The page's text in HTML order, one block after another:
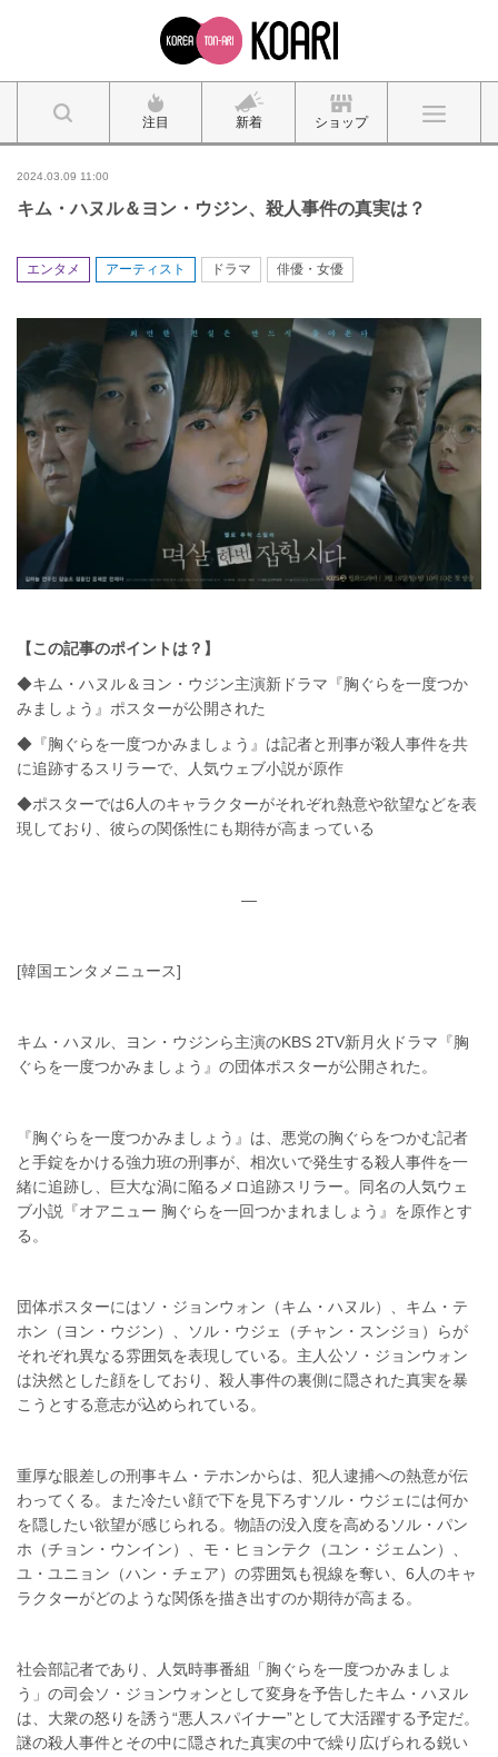
注目 新着 ショップ
2024.03.09 11:00
キム・ハヌル＆ヨン・ウジン、殺人事件の真実は？
エンタメ アーティスト ドラマ 俳優・女優
【この記事のポイントは？】
◆キム・ハヌル＆ヨン・ウジン主演新ドラマ『胸ぐらを一度つか
みましょう』ポスターが公開された
◆『胸ぐらを一度つかみましょう』は記者と刑事が殺人事件を共
に追跡するスリラーで、人気ウェブ小説が原作
◆ポスターでは6人のキャラクターがそれぞれ熱意や欲望などを表
現しており、彼らの関係性にも期待が高まっている
—
[韓国エンタメニュース]
キム・ハヌル、ヨン・ウジンら主演のKBS 2TV新月火ドラマ『胸
ぐらを一度つかみましょう』の団体ポスターが公開された。
『胸ぐらを一度つかみましょう』は、悪党の胸ぐらをつかむ記者
と手錠をかける強力班の刑事が、相次いで発生する殺人事件を一
緒に追跡し、巨大な渦に陥るメロ追跡スリラー。同名の人気ウェ
ブ小説『オアニュー 胸ぐらを一回つかまれましょう』を原作とす
る。
団体ポスターにはソ・ジョンウォン（キム・ハヌル）、キム・テ
ホン（ヨン・ウジン）、ソル・ウジェ（チャン・スンジョ）らが
それぞれ異なる雰囲気を表現している。主人公ソ・ジョンウォン
は決然とした顔をしており、殺人事件の裏側に隠された真実を暴
こうとする意志が込められている。
重厚な眼差しの刑事キム・テホンからは、犯人逮捕への熱意が伝
わってくる。また冷たい顔で下を見下ろすソル・ウジェには何か
を隠したい欲望が感じられる。物語の没入度を高めるソル・パン
ホ（チョン・ウンイン）、モ・ヒョンテク（ユン・ジェムン）、
ユ・ユニョン（ハン・チェア）の雰囲気も視線を奪い、6人のキャ
ラクターがどのような関係を描き出すのか期待が高まる。
社会部記者であり、人気時事番組「胸ぐらを一度つかみましょ
う」の司会ソ・ジョンウォンとして変身を予告したキム・ハヌル
は、大衆の怒りを誘う“悪人スパイナー”として大活躍する予定だ。
謎の殺人事件とその中に隠された真実の中で繰り広げられる鋭い